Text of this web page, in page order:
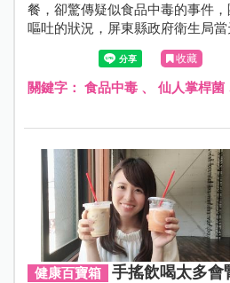
餐，卻驚傳疑似食品中毒的事件，
嘔吐的狀況，屏東縣政府衛生局
清消，也立刻採集檢體送驗。即
了，在一般餐廳或是自己家裡，
忽視。
收藏
關鍵字： 食品中毒、 仙人掌桿菌
健康百寶箱
手搖飲喝太多會